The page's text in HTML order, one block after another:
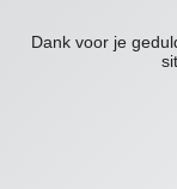
Dank voor je